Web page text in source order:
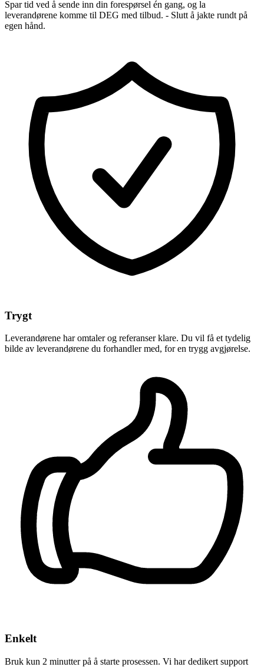
Spar tid ved å sende inn din forespørsel én gang, og la
leverandørene komme til DEG med tilbud. - Slutt å jakte rundt på
egen hånd.
Trygt
Leverandørene har omtaler og referanser klare. Du vil få et tydelig
bilde av leverandørene du forhandler med, for en trygg avgjørelse.
Enkelt
Bruk kun 2 minutter på å starte prosessen. Vi har dedikert support